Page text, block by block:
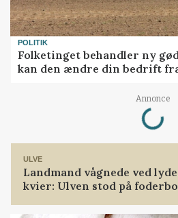
POLITIK
Folketinget behandler ny
kan den ændre din bedrift
Annonce
Loading...
ULVE
Landmand vågnede ved
kvier: Ulven stod på